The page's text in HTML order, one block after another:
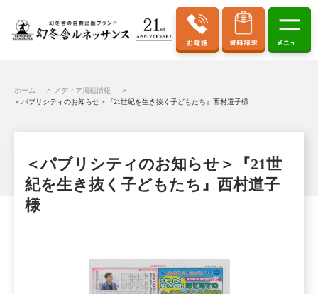
ホーム
メディア掲載情報
＜パブリシティのお知らせ＞『21世紀を生き抜く子どもたち』西村道子様
＜パブリシティのお知らせ＞『21世
紀を生き抜く子どもたち』西村道子
様